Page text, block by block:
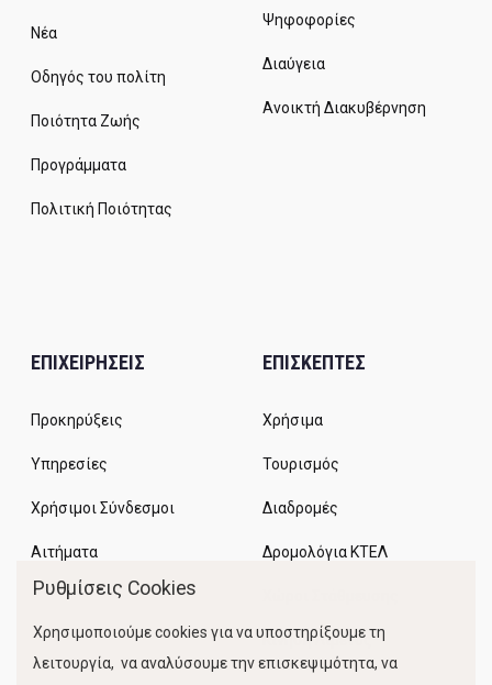
Νέα
Οδηγός του πολίτη
Ποιότητα Ζωής
Προγράμματα
Πολιτική Ποιότητας
Ψηφοφορίες
Διαύγεια
Ανοικτή Διακυβέρνηση
ΕΠΙΧΕΙΡΗΣΕΙΣ
Προκηρύξεις
Υπηρεσίες
Χρήσιμοι Σύνδεσμοι
Αιτήματα
ΕΠΙΣΚΕΠΤΕΣ
Χρήσιμα
Τουρισμός
Διαδρομές
Δρομολόγια ΚΤΕΛ
Κίνηση Λιμένος
Ρυθμίσεις Cookies
Χρησιμοποιούμε cookies για να υποστηρίξουμε τη
λειτουργία, να αναλύσουμε την επισκεψιμότητα, να